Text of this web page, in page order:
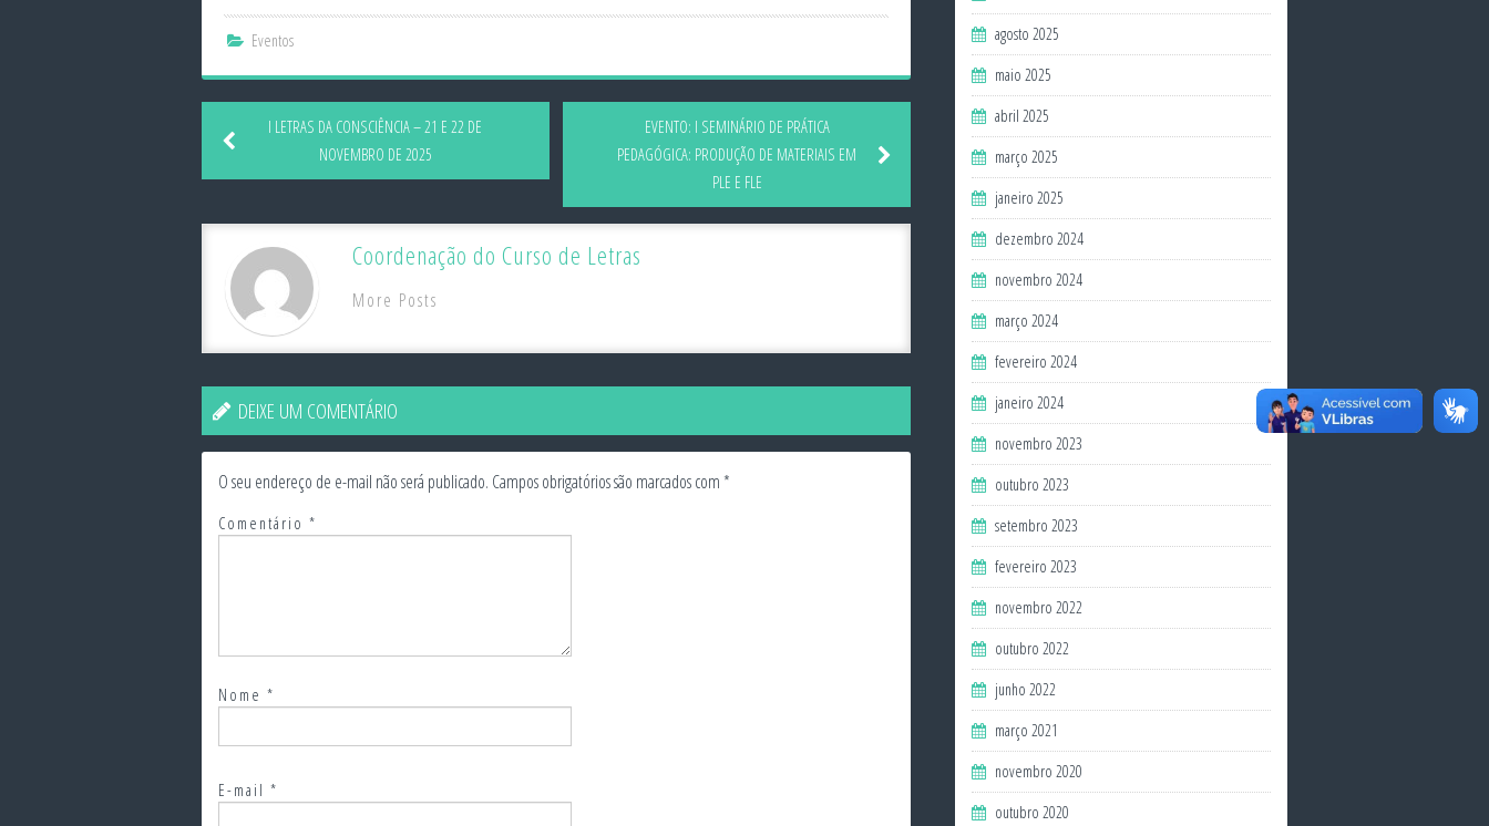
Eventos
I LETRAS DA CONSCIÊNCIA – 21 E 22 DE
NOVEMBRO DE 2025
EVENTO: I SEMINÁRIO DE PRÁTICA
PEDAGÓGICA: PRODUÇÃO DE MATERIAIS EM
PLE E FLE
Coordenação do Curso de Letras
More Posts
DEIXE UM COMENTÁRIO
O seu endereço de e-mail não será publicado. Campos obrigatórios são marcados com *
Comentário *
Nome *
E-mail *
agosto 2025
maio 2025
abril 2025
março 2025
janeiro 2025
dezembro 2024
novembro 2024
março 2024
fevereiro 2024
janeiro 2024
novembro 2023
outubro 2023
setembro 2023
fevereiro 2023
novembro 2022
outubro 2022
junho 2022
março 2021
novembro 2020
outubro 2020